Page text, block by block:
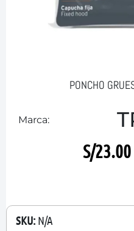
PONCHO
Marca:
S/23.00
SKU: N/A